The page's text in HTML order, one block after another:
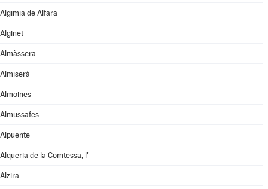
Algimia de Alfara
Alginet
Almàssera
Almiserà
Almoines
Almussafes
Alpuente
Alqueria de la Comtessa, l'
Alzira